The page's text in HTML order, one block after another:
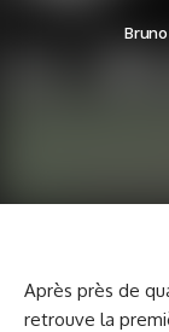
Après près de
retrouve la